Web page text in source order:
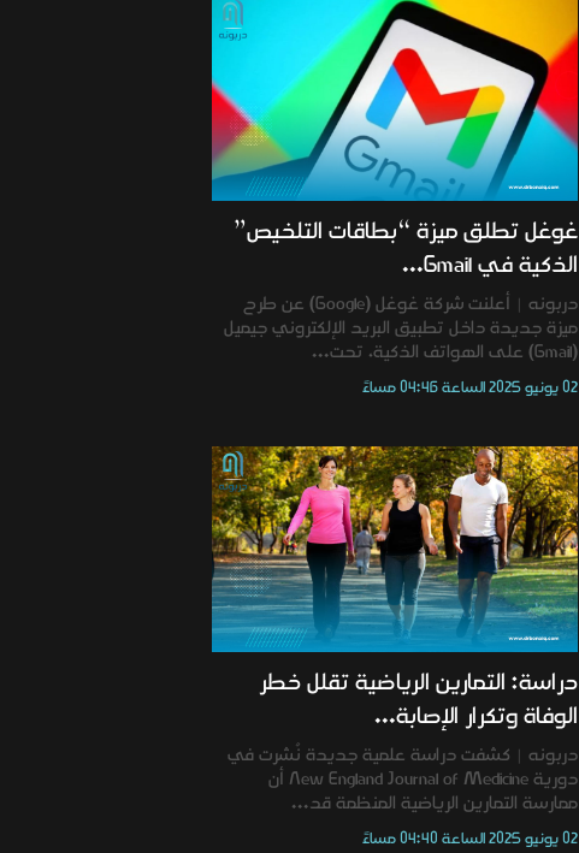
غوغل تطلق ميزة “بطاقات التلخيص”
الذكية في Gmail...
دربونه | أعلنت شركة غوغل (Google) عن طرح
ميزة جديدة داخل تطبيق البريد الإلكتروني جيميل
(Gmail) على الهواتف الذكية، تحت...
02 يونيو 2025 الساعة 04:46 مساءً
دراسة: التمارين الرياضية تقلل خطر
الوفاة وتكرار الإصابة...
دربونه | كشفت دراسة علمية جديدة نُشرت في
دورية New England Journal of Medicine أن
ممارسة التمارين الرياضية المنظمة قد...
02 يونيو 2025 الساعة 04:40 مساءً